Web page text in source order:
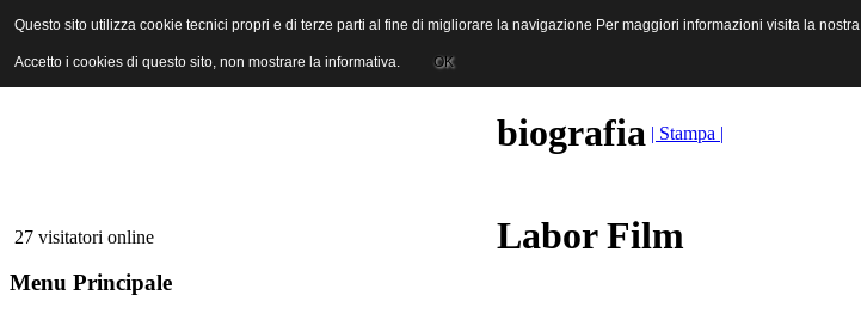
ANICA | Associazione Nazionale Industrie Cinematografiche Audiovisive e Multimediali
27 visitatori online
Menu Principale
biografia | Stampa |
Labor Film
Questo sito utilizza cookie tecnici propri e di terze parti al fine di migliorare la navigazione Per maggiori informazioni visita la nostra
Accetto i cookies di questo sito, non mostrare la informativa. OK
Questo sito utilizza cookie tecnici propri e di terze parti al fine di migliorare la navigazione Per maggiori informazioni visita la nostra
Accetto i cookies di questo sito, non mostrare la informativa. OK